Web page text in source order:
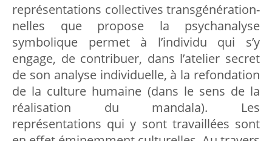
représentations collectives transgénération-
nelles que propose la psychanalyse
symbolique permet à l’individu qui s’y
engage, de contribuer, dans l’atelier secret
de son analyse individuelle, à la refondation
de la culture humaine (dans le sens de la
réalisation du mandala). Les
représentations qui y sont travaillées sont